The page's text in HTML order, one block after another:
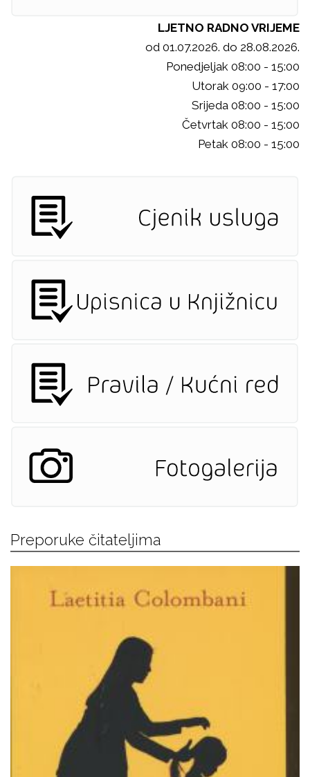
LJETNO RADNO VRIJEME
od 01.07.2026. do 28.08.2026.
Ponedjeljak 08:00 - 15:00
Utorak 09:00 - 17:00
Srijeda 08:00 - 15:00
Četvrtak 08:00 - 15:00
Petak 08:00 - 15:00
Preporuke čitateljima